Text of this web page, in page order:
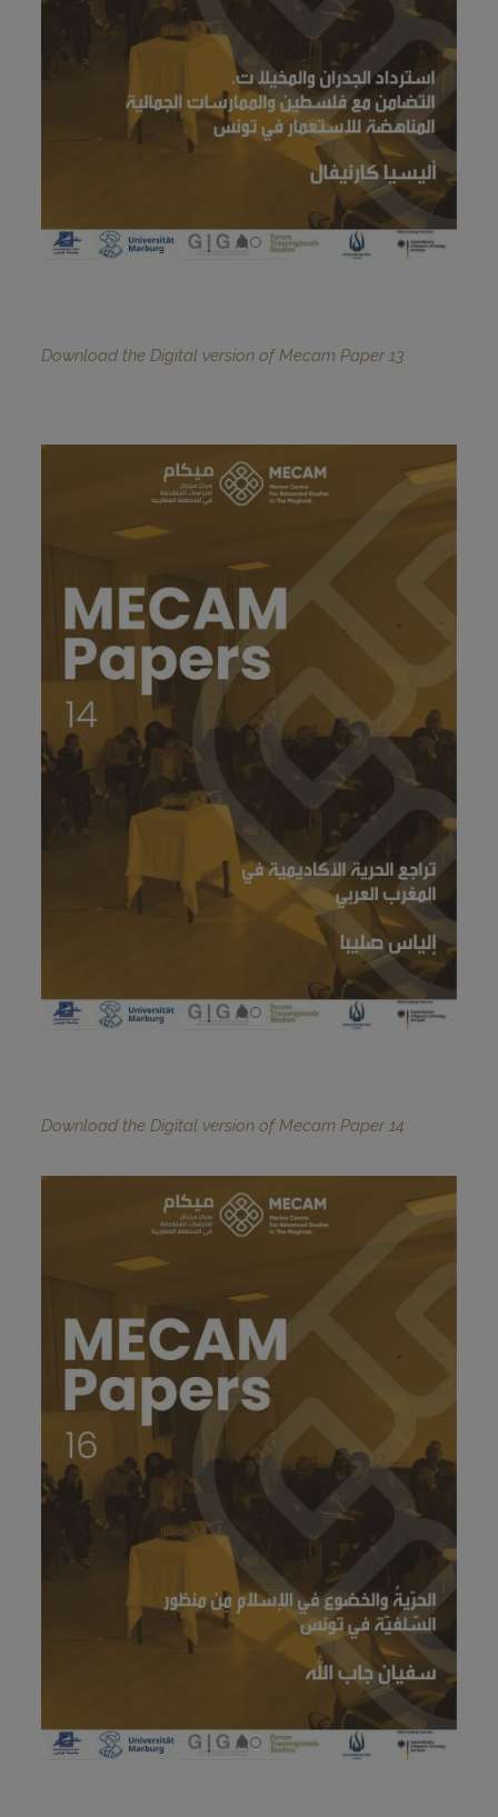
Download the Digital version of Mecam Paper 13
Download the Digital version of Mecam Paper 14